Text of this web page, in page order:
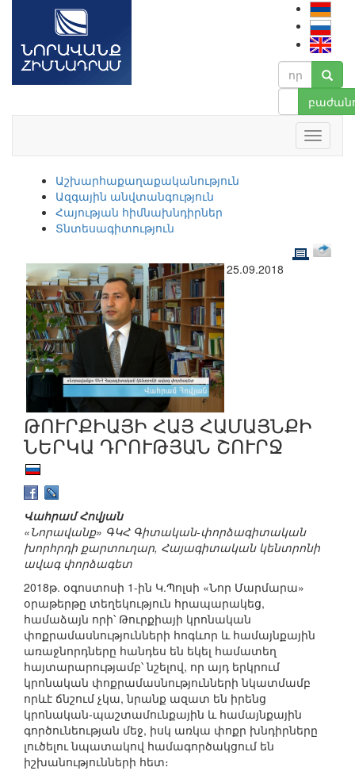
Աշխարհաքաղաքականություն
Ազգային անվտանգություն
Հայության հիմնախնդիրներ
Տնտեսագիտություն
25.09.2018
ԹՈՒՐՔԻԱՅԻ ՀԱՅ ՀԱՄԱՅՆՔԻ
ՆԵՐԿԱ ԴՐՈՒԹՅԱՆ ՇՈՒՐՋ
Վահրամ Հովյան
«Նորավանք» ԳԿՀ Գիտական-փորձագիտական
խորհրդի քարտուղար, Հայագիտական կենտրոնի
ավագ փորձագետ
2018թ. օգոստոսի 1-ին Կ.Պոլսի «Նոր Մարմարա»
օրաթերթը տեղեկություն հրապարակեց,
համաձայն որի՝ Թուրքիայի կրոնական
փոքրամասնությունների հոգևոր և համայնքային
առաջնորդները հանդես են եկել համատեղ
հայտարարությամբ՝ նշելով, որ այդ երկրում
կրոնական փոքրամասնությունների նկատմամբ
որևէ ճնշում չկա, նրանք ազատ են իրենց
կրոնական-պաշտամունքային և համայնքային
գործունեության մեջ, իսկ առկա փոքր խնդիրները
լուծելու նպատակով համագործակցում են
իշխանությունների հետ։